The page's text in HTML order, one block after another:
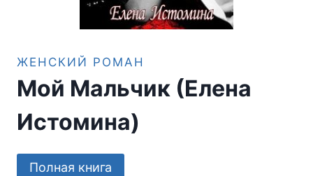
ЖЕНСКИЙ РОМАН
Мой Мальчик (Елена
Истомина)
Полная книга